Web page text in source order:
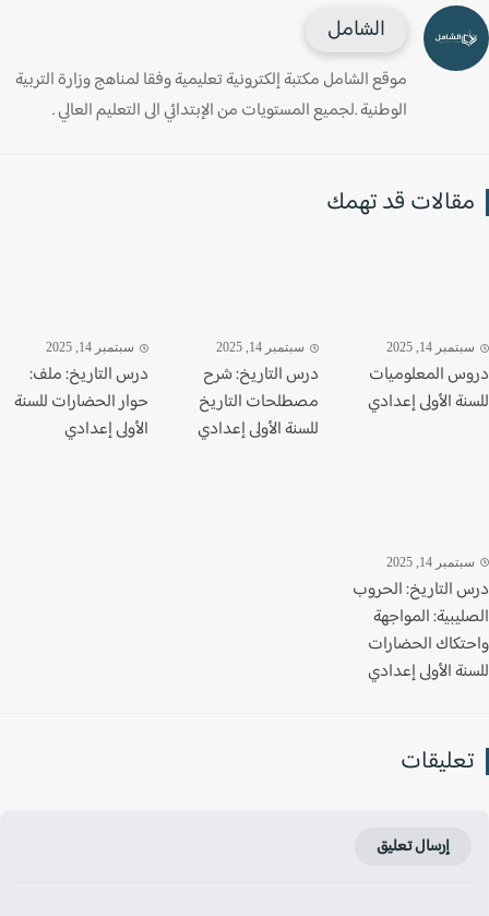
الشامل
موقع الشامل مكتبة إلكترونية تعليمية وفقا لمناهج وزارة التربية
الوطنية .لجميع المستويات من الإبتدائي الى التعليم العالي .
قد تهمك
14, 2025
المعلوميات
الأولى إعدادي
سبتمبر 14, 2025
درس التاريخ: شرح
مصطلحات التاريخ
للسنة الأولى إعدادي
سبتمبر 14, 2025
درس التاريخ: ملف:
حوار الحضارات للسنة
الأولى إعدادي
14, 2025
التاريخ: الحروب
المواجهة
الحضارات
الأولى إعدادي
إرسال تعليق